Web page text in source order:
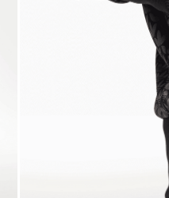
PUMA
CAMPUS
AIR MAX